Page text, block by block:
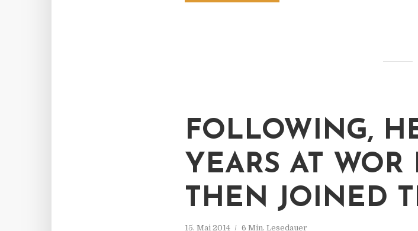
FOLLOWING,
YEARS AT
THEN JOINED
15. Mai 2014 6 Min. Lesedauer